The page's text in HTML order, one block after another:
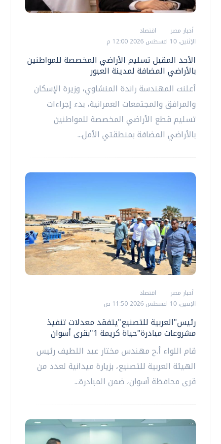
أخبار مصر
اقتصاد
الإثنين، 10 اغسطس 2026 12:00 م
الأحد المقبل تسليم الأراضي المخصصة للمواطنين
بالأراضي المضافة لمدينة العبور
أعلنت المهندسة راندة المنشاوي، وزيرة الإسكان
والمرافق والمجتمعات العمرانية، بدء إجراءات
تسليم قطع الأراضي المخصصة للمواطنين
بالأراضي المضافة بمنطقتي الأمل...
أخبار مصر
اقتصاد
الإثنين، 10 اغسطس 2026 11:50 ص
رئيس"العربية للتصنيع"يتفقد معدلات تنفيذ
مشروعات مبادرة"حياة كريمة 1"بقرى أسوان
قام اللواء أ.ح مهندس مختار عبد اللطيف رئيس
الهيئة العربية للتصنيع، بزيارة ميدانية لعدد من
قرى محافظة أسوان، ضمن المبادرة...